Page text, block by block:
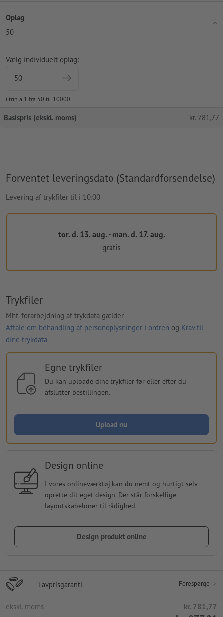
Oplag
50
Vælg individuelt oplag:
i trin a 1 fra 50 til 10000
Basispris (ekskl. moms) kr. 781,77
Forventet leveringsdato (Standardforsendelse)
Levering af trykfiler til i 10:00
tor. d. 13. aug. - man. d. 17. aug.
gratis
Trykfiler
Mht. forarbejdning af trykdata gælder
Aftale om behandling af personoplysninger i ordren og Krav til
dine trykdata
Egne trykfiler
Du kan uploade dine trykfiler før eller efter du
afslutter bestillingen.
Upload nu
Design online
I vores onlineværktøj kan du nemt og hurtigt selv
oprette dit eget design. Der står forskellige
layoutskabeloner til rådighed.
Design produkt online
Lavprisgaranti Forespørge
ekskl. moms kr. 781,77